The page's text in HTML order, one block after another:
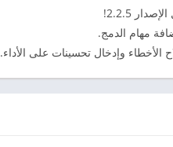
2.2.5!
مهام الدمج.
الأخطاء وإدخال تحسينات على الأداء.